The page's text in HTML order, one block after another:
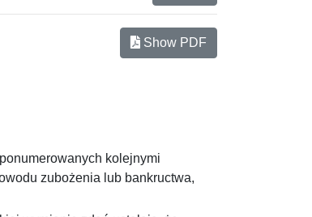
Show PDF
kolejnymi
zubożenia lub bankructwa,